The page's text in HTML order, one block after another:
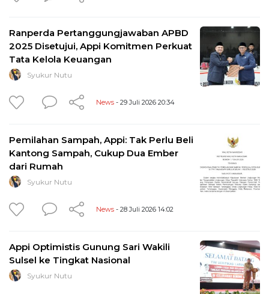
Ranperda Pertanggungjawaban APBD
2025 Disetujui, Appi Komitmen Perkuat
Tata Kelola Keuangan
Syukur Nutu
News - 29 Juli 2026 20:34
Pemilahan Sampah, Appi: Tak Perlu Beli
Kantong Sampah, Cukup Dua Ember
dari Rumah
Syukur Nutu
News - 28 Juli 2026 14:02
Appi Optimistis Gunung Sari Wakili
Sulsel ke Tingkat Nasional
Syukur Nutu